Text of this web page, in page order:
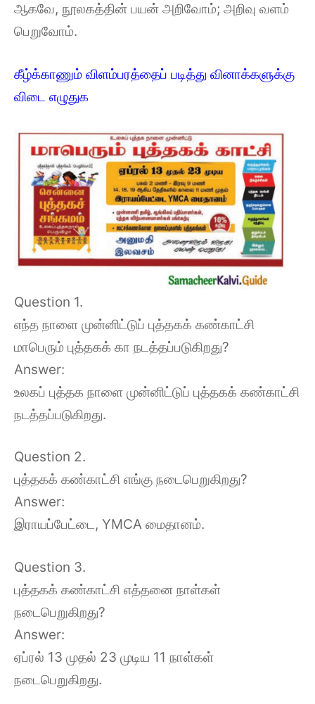
ஆகவே, நூலகத்தின் பயன் அறிவோம்; அறிவு வளம்
பெறுவோம்.
கீழ்க்காணும் விளம்பரத்தைப் படித்து வினாக்களுக்கு
விடை எழுதுக
Question 1.
எந்த நாளை முன்னிட்டுப் புத்தகக் கண்காட்சி
மாபெரும் புத்தகக் கா நடத்தப்படுகிறது?
Answer:
உலகப் புத்தக நாளை முன்னிட்டுப் புத்தகக் கண்காட்சி
நடத்தப்படுகிறது.
Question 2.
புத்தகக் கண்காட்சி எங்கு நடைபெறுகிறது?
Answer:
இராயப்பேட்டை, YMCA மைதானம்.
Question 3.
புத்தகக் கண்காட்சி எத்தனை நாள்கள்
நடைபெறுகிறது?
Answer:
ஏப்ரல் 13 முதல் 23 முடிய 11 நாள்கள்
நடைபெறுகிறது.